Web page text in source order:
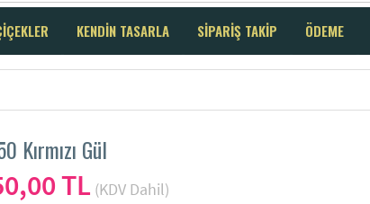
KENDİN TASARLA SİPARİŞ TAKİP ÖDEME
Kırmızı Gül
TL (KDV Dahil)